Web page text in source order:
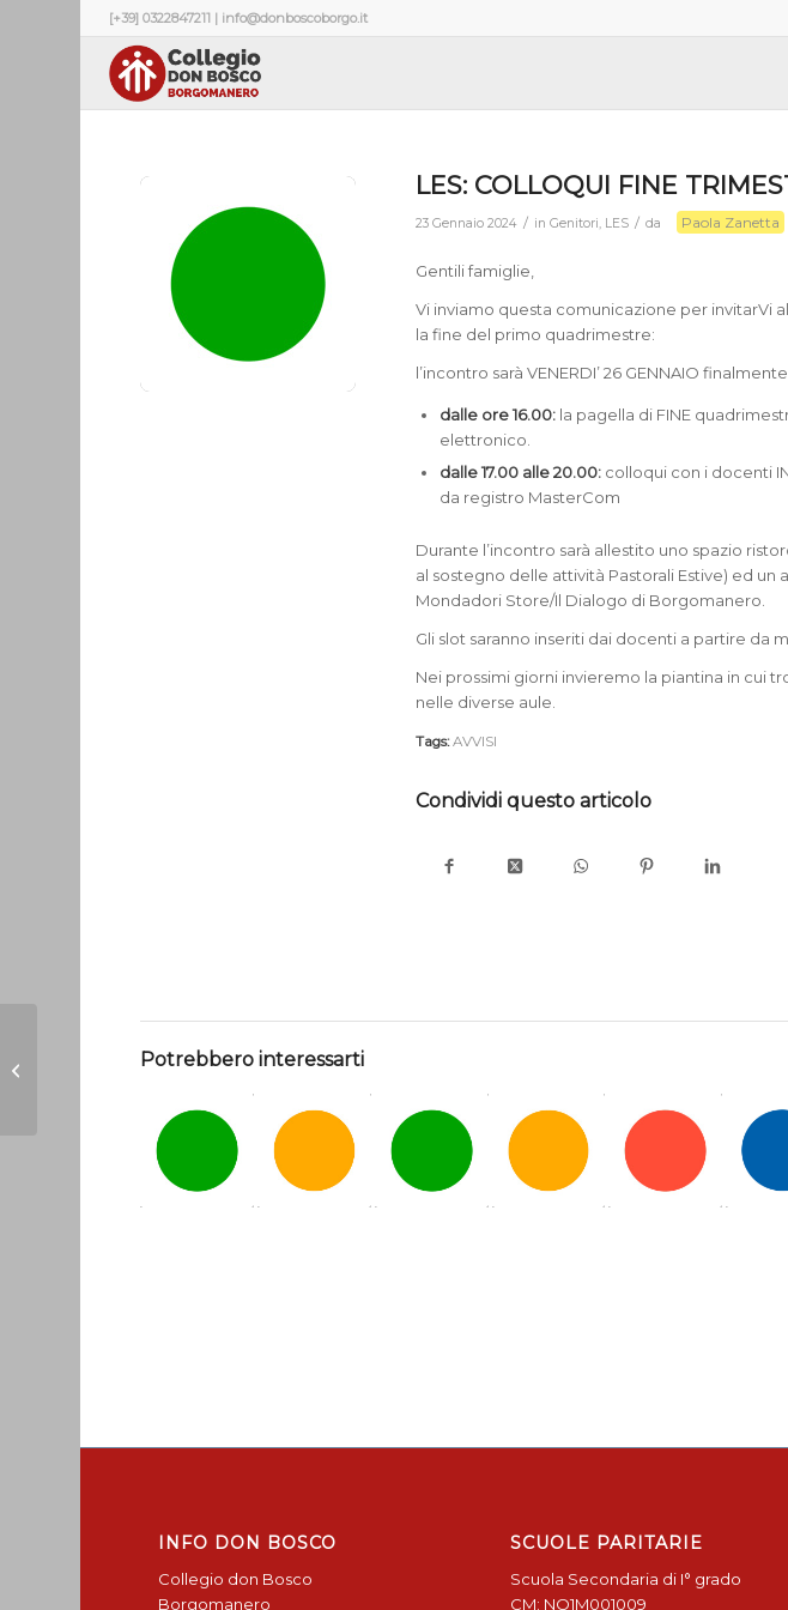
[+39] 0322847211 | info@donboscoborgo.it
LES: COLLOQUI FINE
23 Gennaio 2024 / inGenitori, LES / da Paola Zanetta
Gentili famiglie,
Vi inviamo questa comunicazione per invitarVi
la fine del primo quadrimestre:
l’incontro sarà VENERDI’ 26 GENNAIO finalmente
dalle ore 16.00: la pagella di FINE
elettronico.
dalle 17.00 alle 20.00: colloqui con i docenti
da registro MasterCom
Durante l’incontro sarà allestito uno spazio
al sostegno delle attività Pastorali Estive) ed un
Mondadori Store/Il Dialogo di Borgomanero.
Gli slot saranno inseriti dai docenti a partire da
Nei prossimi giorni invieremo la piantina in cui
nelle diverse aule.
Tags: AVVISI
Condividi questo articolo
Potrebbero interessarti
INFO DON BOSCO
Collegio don Bosco
Borgomanero
SCUOLE PARITARIE
Scuola Secondaria di I° grado
CM: NO1M001009
Gennaio è don